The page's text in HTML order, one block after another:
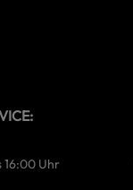
16:00 Uhr